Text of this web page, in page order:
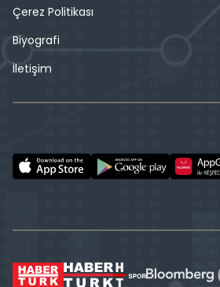
Çerez Politikası
Biyografi
İletişim